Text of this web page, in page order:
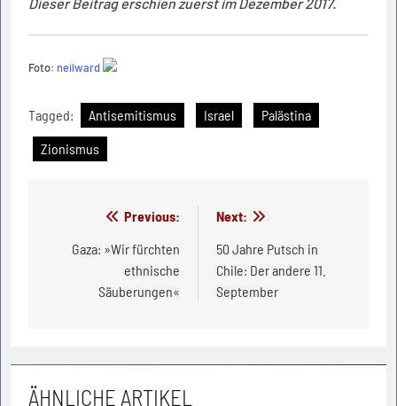
Foto: neilward
Tagged: Antisemitismus Israel
Palästina
Zionismus
Beitragsnavigation
Previous:
Gaza: »Wir fürchten
ethnische
Säuberungen«
Next:
50 Jahre Putsch in
Chile: Der andere 11.
September
ÄHNLICHE ARTIKEL